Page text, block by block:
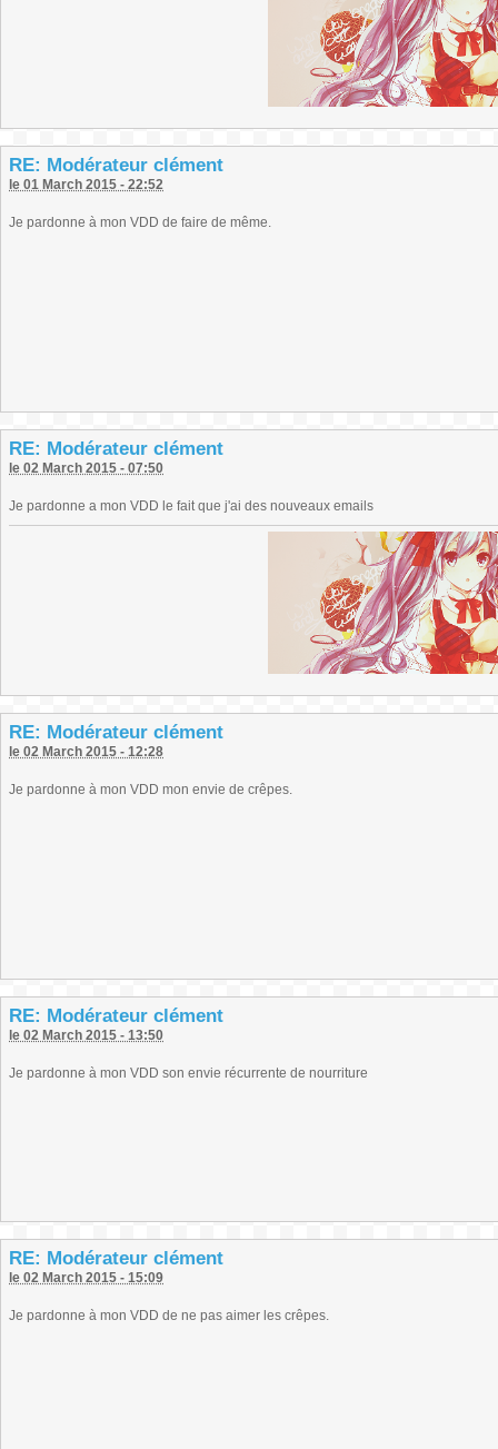
RE: Modérateur clément
le 01 March 2015 - 22:52
Je pardonne à mon VDD de faire de même.
RE: Modérateur clément
le 02 March 2015 - 07:50
Je pardonne a mon VDD le fait que j'ai des nouveaux emails
RE: Modérateur clément
le 02 March 2015 - 12:28
Je pardonne à mon VDD mon envie de crêpes.
RE: Modérateur clément
le 02 March 2015 - 13:50
Je pardonne à mon VDD son envie récurrente de nourriture
RE: Modérateur clément
le 02 March 2015 - 15:09
Je pardonne à mon VDD de ne pas aimer les crêpes.